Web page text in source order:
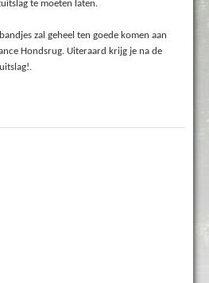
te moeten laten.
zal geheel ten goede komen aan
Hondsrug. Uiteraard krijg je na de